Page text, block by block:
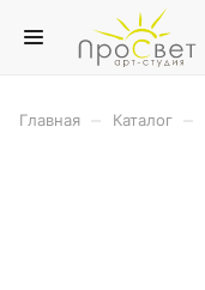
Главная Каталог